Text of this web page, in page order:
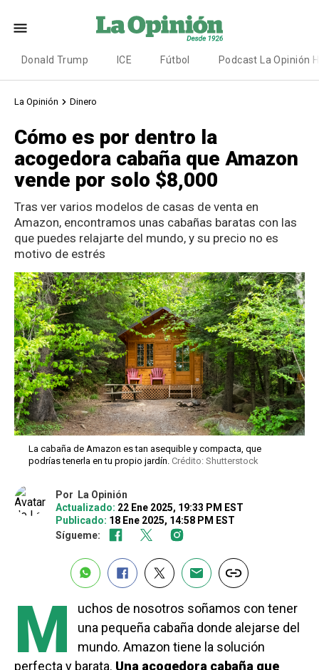
Donald Trump ICE Fútbol Podcast La Opinión
La Opinión Dinero
Cómo es por dentro la
acogedora cabaña que Amazon
vende por solo $8,000
Tras ver varios modelos de casas de venta en
Amazon, encontramos unas cabañas baratas con las
que puedes relajarte del mundo, y su precio no es
motivo de estrés
La cabaña de Amazon es tan asequible y compacta, que
podrías tenerla en tu propio jardín. Crédito: Shutterstock
Por
La Opinión
Actualizado: 22 Ene 2025, 19:33 PM EST
Publicado: 18 Ene 2025, 14:58 PM EST
Sígueme:
M
uchos de nosotros soñamos con tener
una pequeña cabaña donde alejarse del
mundo. Amazon tiene la solución
perfecta y barata. Una acogedora cabaña que